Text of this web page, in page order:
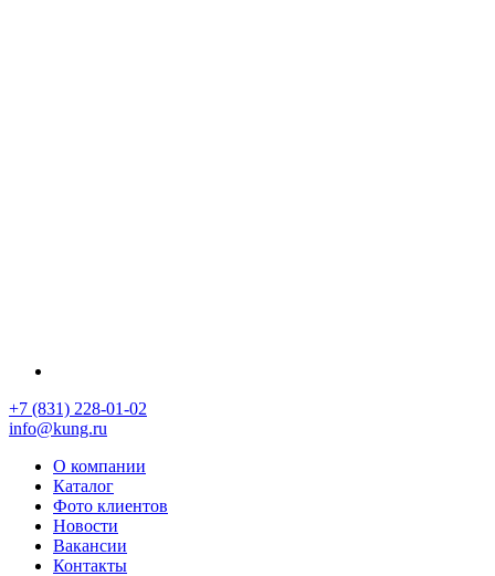
+7 (831) 228-01-02
info@kung.ru
О компании
Каталог
Фото клиентов
Новости
Вакансии
Контакты